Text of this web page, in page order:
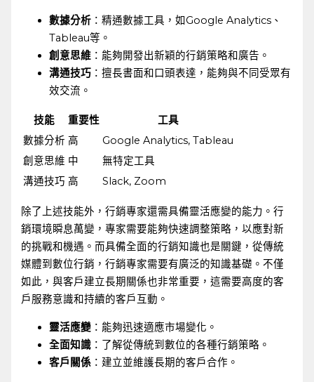
數據分析 ：精通數據工具，如Google Analytics、
Tableau等。
創意思維 ：能夠開發出新穎的行銷策略和廣告。
溝通技巧 ：擅長書面和口頭表達，能夠與不同受眾有
效交流。
技能 重要性
工具
數據分析 高
Google Analytics, ‍Tableau
創意思維 中
無特定工具
溝通技巧 高 Slack, Zoom
除了上述技能外，行銷專家還需具備靈活應變的能力。行
銷環境瞬息萬變，專家需要能夠快速調整策略，以應對新
的挑戰和機遇。而具備全面的行銷知識也是關鍵，從傳統
媒體到數位行銷，行銷專家需要有廣泛的知識基礎。不僅
如此，與客戶建立長期關係也非常重要，這需要高度的客
戶服務意識和持續的客戶互動。
靈活應變 ：能夠迅速適應市場變化。
全面知識 ：了解從傳統到數位的各種行銷策略。
客戶關係 ：建立並維護長期的客戶合作。